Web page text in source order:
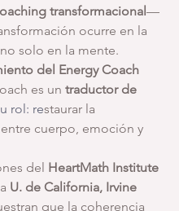
transformacional—
ocurre en la
solo en la mente.
del Energy Coach
es un traductor de
rol: restaurar la
cuerpo, emoción y
del HeartMath Institute
U. de California, Irvine
que la coherencia